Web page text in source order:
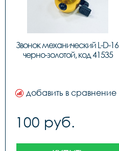
Звонок механический L-D-16
черно-золотой, код 41535
добавить в сравнение
100 руб.